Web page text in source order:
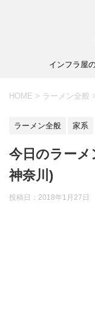
インフラ屋
HOME > ラーメン全般
ラーメン全般 家系
今日のラーメ
神奈川)
投稿日：2018年1月27日